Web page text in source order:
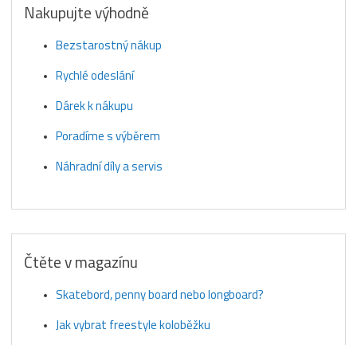
Nakupujte výhodně
Bezstarostný nákup
Rychlé odeslání
Dárek k nákupu
Poradíme s výběrem
Náhradní díly a servis
Čtěte v magazínu
Skatebord, penny board nebo longboard?
Jak vybrat freestyle koloběžku